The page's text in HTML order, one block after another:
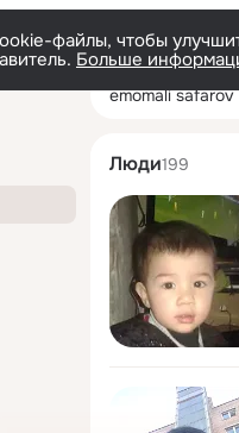
файлы, чтобы
Больше
emomali
Люди199